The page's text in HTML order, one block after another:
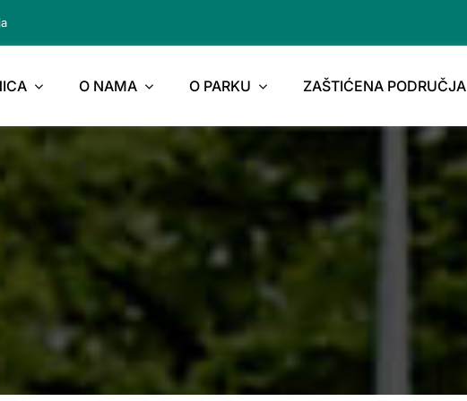
O NAMA O PARKU ZAŠTIĆENA PODRUČJA